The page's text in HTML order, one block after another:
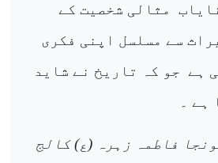
مثالی شخصیت کے
سے مسلسل اپنی فکری
ہے جو کہ تاریخ نے شاید
ہے ۔
فاطمہ زہرہ (ع) کالج